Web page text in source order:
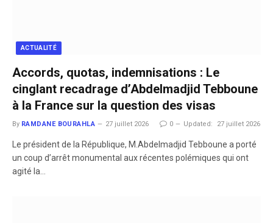
ACTUALITÉ
Accords, quotas, indemnisations : Le
cinglant recadrage d’Abdelmadjid Tebboune
à la France sur la question des visas
By RAMDANE BOURAHLA 27 juillet 2026 0 Updated: 27 juillet 2026
​Le président de la République, M.Abdelmadjid Tebboune a porté
un coup d’arrêt monumental aux récentes polémiques qui ont
agité la…